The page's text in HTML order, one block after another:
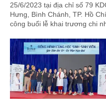
25/6/2023 tại địa chỉ số 79
Hưng, Bình Chánh, TP. Hồ
công buổi lễ khai trương chi